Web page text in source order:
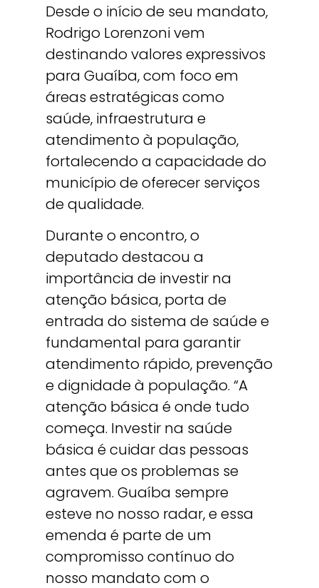
Desde o início de seu mandato,
Rodrigo Lorenzoni vem
destinando valores expressivos
para Guaíba, com foco em
áreas estratégicas como
saúde, infraestrutura e
atendimento à população,
fortalecendo a capacidade do
município de oferecer serviços
de qualidade.
Durante o encontro, o
deputado destacou a
importância de investir na
atenção básica, porta de
entrada do sistema de saúde e
fundamental para garantir
atendimento rápido, prevenção
e dignidade à população. “A
atenção básica é onde tudo
começa. Investir na saúde
básica é cuidar das pessoas
antes que os problemas se
agravem. Guaíba sempre
esteve no nosso radar, e essa
emenda é parte de um
compromisso contínuo do
nosso mandato com o